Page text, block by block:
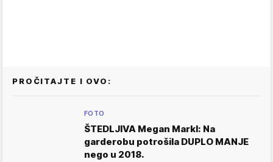
PROČITAJTE I OVO:
FOTO
ŠTEDLJIVA Megan Markl: Na
garderobu potrošila DUPLO MANJE
nego u 2018.